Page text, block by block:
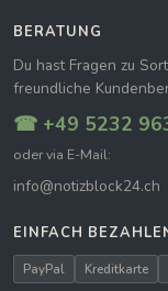
BERATUNG
Du hast Fragen zu
freundliche
☎ +49 5232
oder via E-Mail:
info@notizblock24.ch
EINFACH
PayPal Kreditkarte